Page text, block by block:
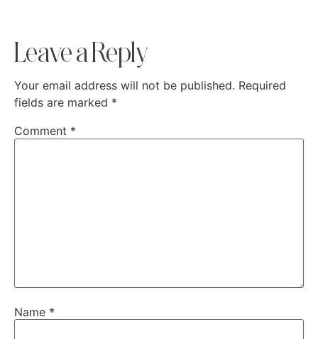
Leave a Reply
Your email address will not be published. Required
fields are marked *
Comment *
Name *